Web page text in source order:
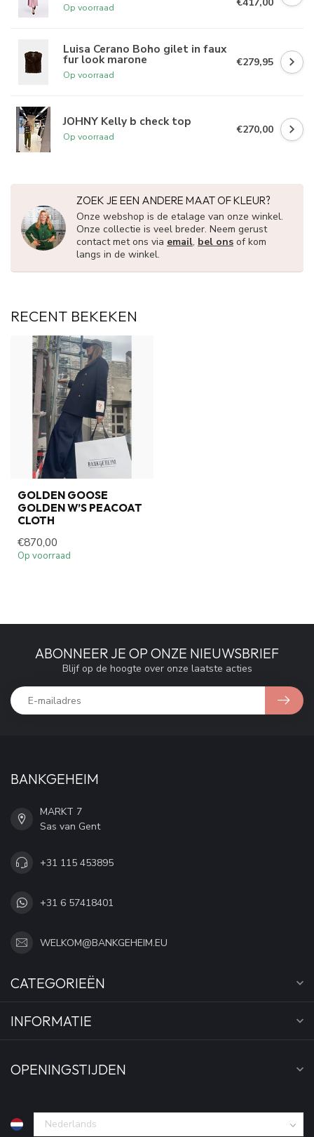
Op voorraad
Luisa Cerano Boho gilet in faux
fur look marone
Op voorraad
€279,95
JOHNY Kelly b check top
Op voorraad
€270,00
ZOEK JE EEN ANDERE MAAT OF KLEUR?
Onze webshop is de etalage van onze winkel.
Onze collectie is veel breder. Neem gerust
contact met ons via email, bel ons of kom
langs in de winkel.
RECENT BEKEKEN
GOLDEN GOOSE
GOLDEN W’S PEACOAT
CLOTH
€870,00
Op voorraad
ABONNEER JE OP ONZE NIEUWSBRIEF
Blijf op de hoogte over onze laatste acties
BANKGEHEIM
MARKT 7
Sas van Gent
+31 115 453895
+31 6 57418401
WELKOM@BANKGEHEIM.EU
CATEGORIEËN
INFORMATIE
OPENINGSTIJDEN